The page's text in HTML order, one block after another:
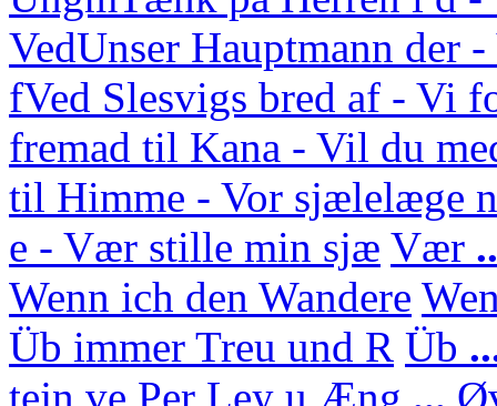
VedUnser Hauptmann der
fVed Slesvigs bred af - Vi
fremad til Kana - Vil du
til Himme - Vor sjælelæge
e - Vær stille min sjæ Vær
Wenn ich den Wandere
Üb immer Treu und R Üb
tejn ve Per Ley u Æng ...